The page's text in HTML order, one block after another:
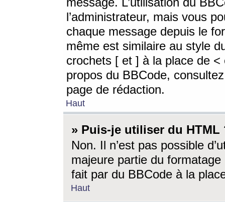
l’administrateur, mais vous
chaque message depuis le
même est similaire au style
crochets [ et ] à la place de <
propos du BBCode,
page de rédaction.
Haut
» Puis-je utiliser du HTML
Non. Il n’est pas possible
majeure partie du
fait par du BBCode à la
Haut